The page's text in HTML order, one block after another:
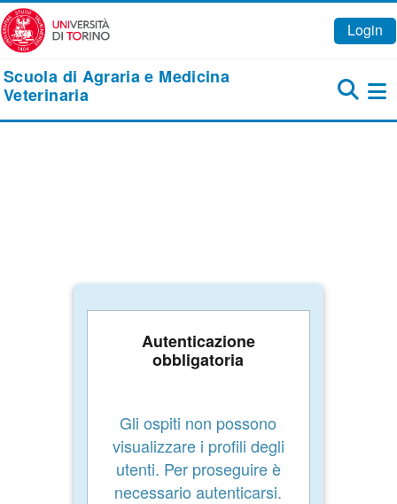
Vai al contenuto principale
Login
Scuola di Agraria e Medicina
Veterinaria
Autenticazione
obbligatoria
Gli ospiti non possono
visualizzare i profili degli
utenti. Per proseguire è
necessario autenticarsi.